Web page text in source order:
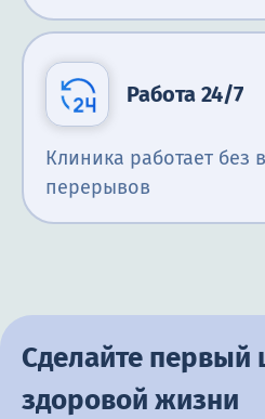
Работа 24/7
Клиника работает без
перерывов
Сделайте первый
здоровой жизни